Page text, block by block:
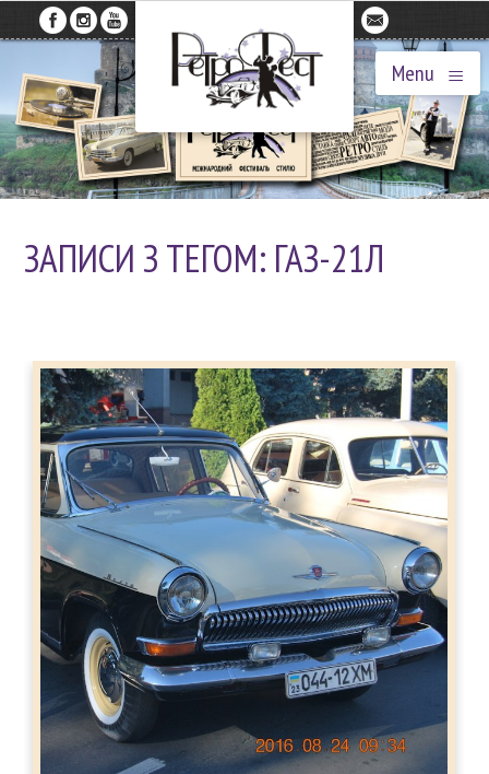
Menu ≡
ЗАПИСИ З ТЕГОМ: ГАЗ-21Л